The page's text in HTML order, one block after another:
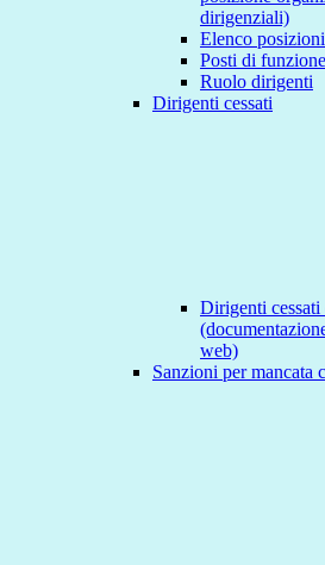
dirigenziali)
Elenco
Posti di
Ruolo dirigenti
Dirigenti cessati
Dirigenti
web)
Sanzioni per mancata